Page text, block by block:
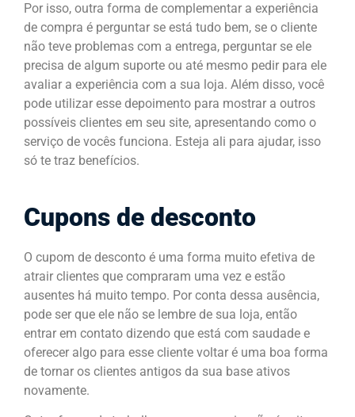
Por isso, outra forma de complementar a experiência
de compra é perguntar se está tudo bem, se o cliente
não teve problemas com a entrega, perguntar se ele
precisa de algum suporte ou até mesmo pedir para ele
avaliar a experiência com a sua loja. Além disso, você
pode utilizar esse depoimento para mostrar a outros
possíveis clientes em seu site, apresentando como o
serviço de vocês funciona. Esteja ali para ajudar, isso
só te traz benefícios.
Cupons de desconto
O cupom de desconto é uma forma muito efetiva de
atrair clientes que compraram uma vez e estão
ausentes há muito tempo. Por conta dessa ausência,
pode ser que ele não se lembre de sua loja, então
entrar em contato dizendo que está com saudade e
oferecer algo para esse cliente voltar é uma boa forma
de tornar os clientes antigos da sua base ativos
novamente.